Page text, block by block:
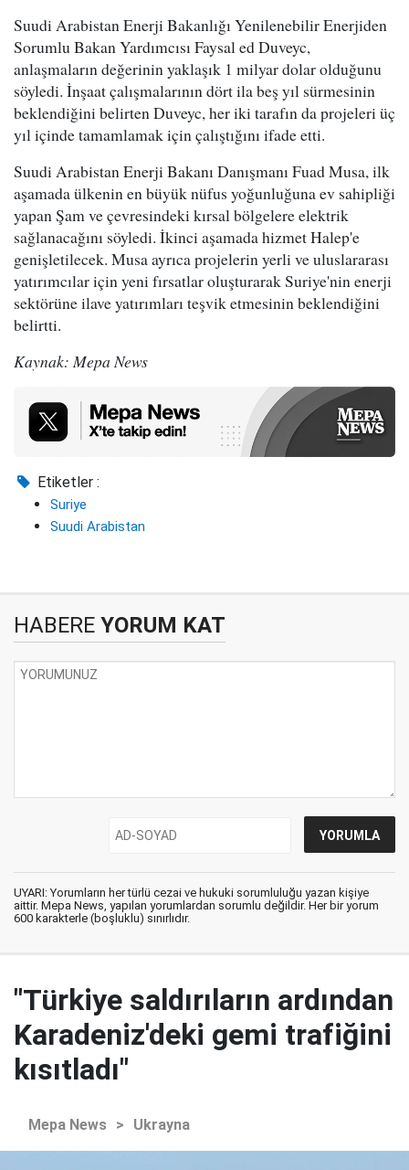
Suudi Arabistan Enerji Bakanlığı Yenilenebilir Enerjiden
Sorumlu Bakan Yardımcısı Faysal ed Duveyc,
anlaşmaların değerinin yaklaşık 1 milyar dolar olduğunu
söyledi. İnşaat çalışmalarının dört ila beş yıl sürmesinin
beklendiğini belirten Duveyc, her iki tarafın da projeleri üç
yıl içinde tamamlamak için çalıştığını ifade etti.
Suudi Arabistan Enerji Bakanı Danışmanı Fuad Musa, ilk
aşamada ülkenin en büyük nüfus yoğunluğuna ev sahipliği
yapan Şam ve çevresindeki kırsal bölgelere elektrik
sağlanacağını söyledi. İkinci aşamada hizmet Halep'e
genişletilecek. Musa ayrıca projelerin yerli ve uluslararası
yatırımcılar için yeni fırsatlar oluşturarak Suriye'nin enerji
sektörüne ilave yatırımları teşvik etmesinin beklendiğini
belirtti.
Kaynak: Mepa News
Etiketler :
Suriye
Suudi Arabistan
HABERE YORUM KAT
UYARI: Yorumların her türlü cezai ve hukuki sorumluluğu yazan kişiye
aittir. Mepa News, yapılan yorumlardan sorumlu değildir. Her bir yorum
600 karakterle (boşluklu) sınırlıdır.
"Türkiye saldırıların ardından
Karadeniz'deki gemi trafiğini
kısıtladı"
Mepa News > Ukrayna